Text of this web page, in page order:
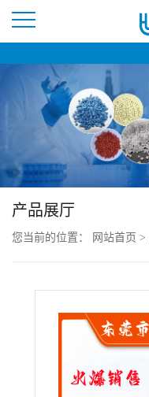
页
公
产品展厅
您当前的位置： 网站首页 >